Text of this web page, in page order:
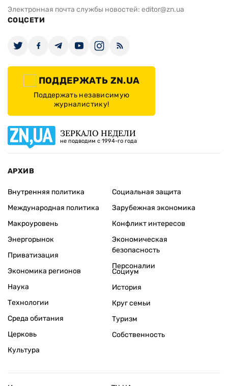
Электронная почта службы новостей: editor@zn.ua
СОЦСЕТИ
ПОДДЕРЖАТЬ ZN.UA
Поддержать независимую
журналистику!
ЗЕРКАЛО НЕДЕЛИ
не подводим с 1994-го года
АРХИВ
Внутренняя политика
Международная политика
Макроуровень
Энергорынок
Приватизация
Экономика регионов
Социальная защита
Зарубежная экономика
Конфликт интересов
Экономическая
безопасность
Персоналии
Наука
Технологии
Среда обитания
Церковь
Культура
Социум
История
Круг семьи
Туризм
Собственность